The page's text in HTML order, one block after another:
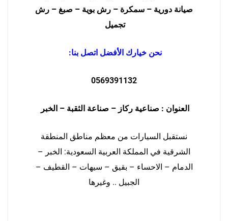
صيانة دورية – سمكرة – رش بوية – صبغ – رش
تجميل
نحن خيارك الأفضل اتصل بنا:
0569391132
العنوان : صناعية ركاز – صناعة الثقبة – الخبر
نستقبل السيارات من معظم مناطق المنطقة
الشرقية في المملكة العربية السعودية: الخبر –
الدمام – الاحساء – بقيق – سيهات – القطيف –
الجبيل .. وغيرها